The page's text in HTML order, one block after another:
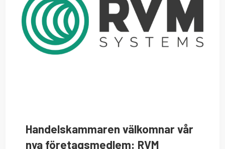
Handelskammaren välkomnar vår
nya företagsmedlem: RVM